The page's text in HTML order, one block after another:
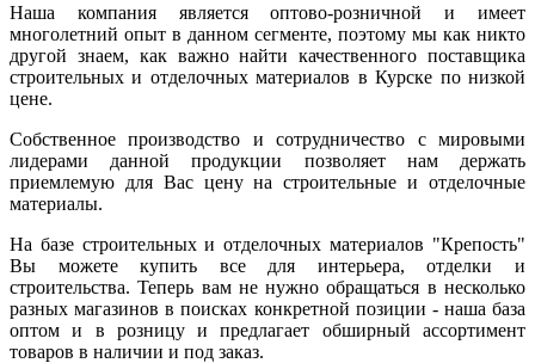
Наша компания является оптово-розничной и имеет
многолетний опыт в данном сегменте, поэтому мы как никто
другой знаем, как важно найти качественного поставщика
строительных и отделочных материалов в Курске по низкой
цене.
Собственное производство и сотрудничество с мировыми
лидерами данной продукции позволяет нам держать
приемлемую для Вас цену на строительные и отделочные
материалы.
На базе строительных и отделочных материалов "Крепость"
Вы можете купить все для интерьера, отделки и
строительства. Теперь вам не нужно обращаться в несколько
разных магазинов в поисках конкретной позиции - наша база
оптом и в розницу и предлагает обширный ассортимент
товаров в наличии и под заказ.